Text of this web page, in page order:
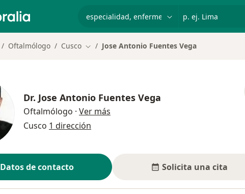
Oftalmólogo Cusco Cambiar de ciudad
Jose Antonio Fuentes Vega
Dr. Jose Antonio Fuentes Vega
Oftalmólogo · Ver más
Cusco 1 dirección
Datos de contacto Solicita una cita